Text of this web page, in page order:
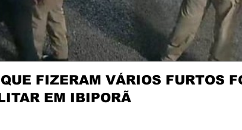
FIZERAM VÁRIOS FURTOS
EM IBIPORÃ